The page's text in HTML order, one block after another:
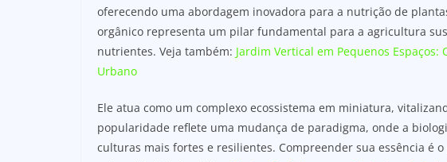
oferecendo uma abordagem inovadora para a nutrição de
orgânico representa um pilar fundamental para a agricultura
nutrientes. Veja também: Jardim Vertical em Pequenos
Urbano
Ele atua como um complexo ecossistema em miniatura,
popularidade reflete uma mudança de paradigma, onde a
culturas mais fortes e resilientes. Compreender sua essência é